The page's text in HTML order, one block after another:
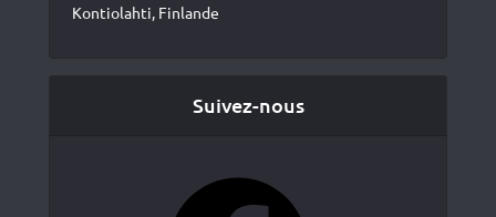
Kontiolahti, Finlande
Suivez-nous